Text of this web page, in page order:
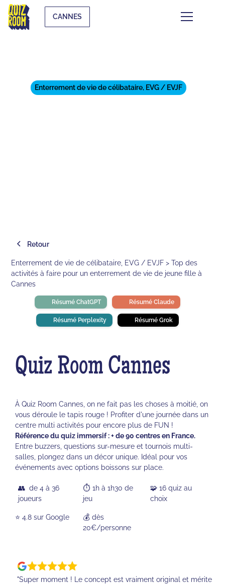
CANNES
Enterrement de vie de célibataire, EVG / EVJF
Retour
Enterrement de vie de célibataire, EVG / EVJF > Top des
activités à faire pour un enterrement de vie de jeune fille à
Cannes
Résumé ChatGPT Résumé Claude
Résumé Perplexity Résumé Grok
Quiz Room Cannes
À Quiz Room Cannes, on ne fait pas les choses à moitié, on
vous déroule le tapis rouge ! Profiter d'une journée dans un
centre multi activités pour encore plus de FUN !
Référence du quiz immersif : + de 90 centres en France.
Entre buzzers, questions sur-mesure et tournois multi-
salles, plongez dans un décor unique. Idéal pour vos
événements avec options boissons sur place.
👥 de 4 à 36
joueurs
⏱️ 1h à 1h30 de
jeu
🧩 16 quiz au
choix
⭐️ 4.8 sur Google
💰 dès
20€/personne
"Super moment ! Le concept est vraiment original et mérite